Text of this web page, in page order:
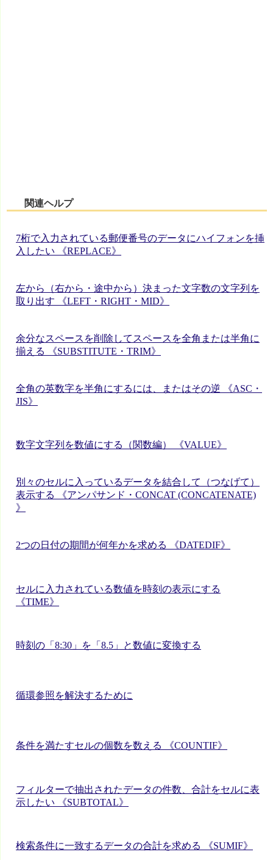
関連ヘルプ
7桁で入力されている郵便番号のデータにハイフォンを挿
入したい 《REPLACE》
左から（右から・途中から）決まった文字数の文字列を
取り出す 《LEFT・RIGHT・MID》
余分なスペースを削除してスペースを全角または半角に
揃える 《SUBSTITUTE・TRIM》
全角の英数字を半角にするには、またはその逆 《ASC・
JIS》
数字文字列を数値にする（関数編） 《VALUE》
別々のセルに入っているデータを結合して（つなげて）
表示する 《アンパサンド・CONCAT (CONCATENATE)
》
2つの日付の期間が何年かを求める 《DATEDIF》
セルに入力されている数値を時刻の表示にする
《TIME》
時刻の「8:30」を「8.5」と数値に変換する
循環参照を解決するために
条件を満たすセルの個数を数える 《COUNTIF》
フィルターで抽出されたデータの件数、合計をセルに表
示したい 《SUBTOTAL》
検索条件に一致するデータの合計を求める 《SUMIF》